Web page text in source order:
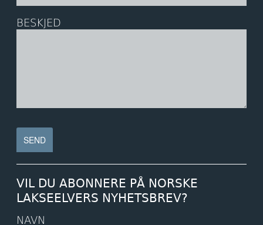
BESKJED
VIL DU ABONNERE PÅ NORSKE
LAKSEELVERS NYHETSBREV?
NAVN